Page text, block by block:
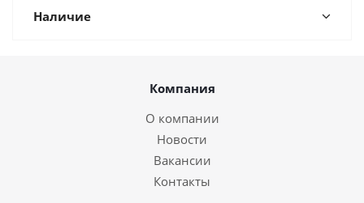
Наличие
Компания
О компании
Новости
Вакансии
Контакты